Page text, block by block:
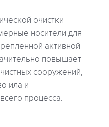
очистки
носители для
активной
повышает
сооружений,
ила и
процесса.